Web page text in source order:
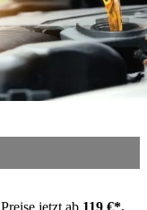
jetzt ab 119 €*.